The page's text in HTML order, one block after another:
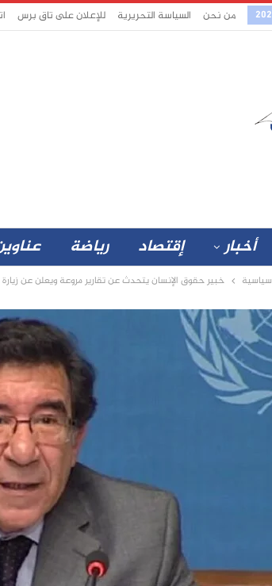
من نحن السياسة التحريرية للإعلان على تاق برس
أخبار إقتصاد رياضة
سياسية خبير حقوق الإنسان يتحدث عن تقارير مروعة ويعلن عن